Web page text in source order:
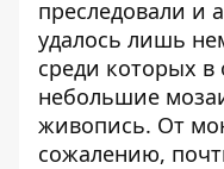
преследовали и
удалось лишь
среди которых
небольшие
живопись. От
сожалению,